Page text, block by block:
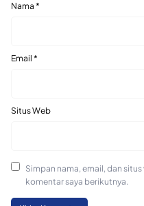
Nama *
Email *
Situs Web
Simpan nama, email, dan
komentar saya berikutnya.